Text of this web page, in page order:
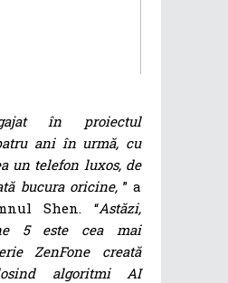
în proiectul
ani în urmă, cu
un telefon luxos, de
bucura oricine, ” a
Shen. “Astăzi,
5 este cea mai
ZenFone creată
algoritmi AI